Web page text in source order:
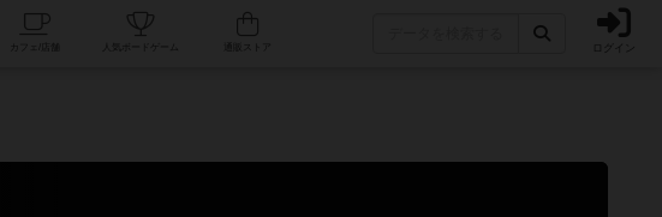
人気ボードゲーム ログイン